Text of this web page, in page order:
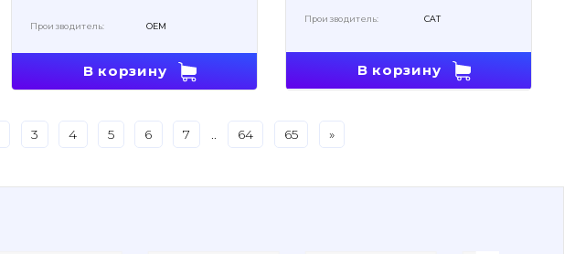
Производитель: OEM
В корзину
Производитель: CAT
В корзину
3 4 5 6 7 64 65 »